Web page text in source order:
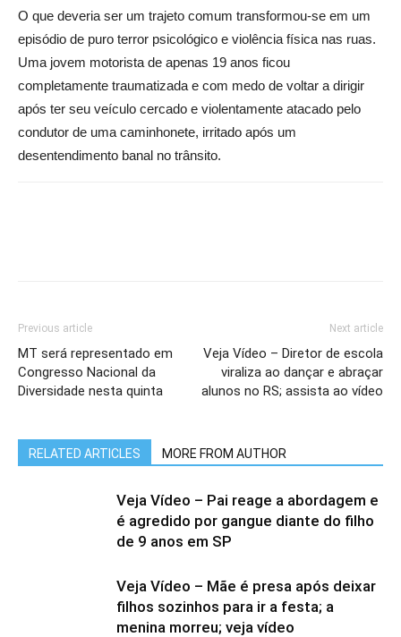
O que deveria ser um trajeto comum transformou-se em um
episódio de puro terror psicológico e violência física nas ruas.
Uma jovem motorista de apenas 19 anos ficou
completamente traumatizada e com medo de voltar a dirigir
após ter seu veículo cercado e violentamente atacado pelo
condutor de uma caminhonete, irritado após um
desentendimento banal no trânsito.
Previous article
MT será representado em
Congresso Nacional da
Diversidade nesta quinta
Next article
Veja Vídeo – Diretor de escola
viraliza ao dançar e abraçar
alunos no RS; assista ao vídeo
RELATED ARTICLES MORE FROM AUTHOR
Veja Vídeo – Pai reage a abordagem e
é agredido por gangue diante do filho
de 9 anos em SP
Veja Vídeo – Mãe é presa após deixar
filhos sozinhos para ir a festa; a
menina morreu; veja vídeo